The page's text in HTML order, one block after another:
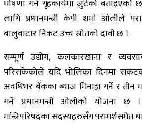
घोषणा गर्ने गृहकार्यमा जुटेको
लागि प्रधानमन्त्री केपी शर्मा ओलीले
बालुवाटार निकट उच्च स्रोतको दावी छ ।
सम्पूर्ण उद्योग, कलकारखाना र
परिसकेकोले यदि भोलिका दिनमा
अवधिभर बैंकका ब्याज मिनाहा गर्ने र तीन
गर्ने प्रधानमन्त्री ओलीको योजना
मन्त्रिपरिषदका सदस्यहरुसँग परामर्शसमेत